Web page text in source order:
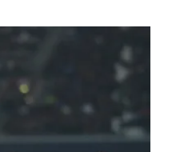
תקנון משתתפים וזוכים בפרסים
תקנון עבור פעילות אלקטרה
תקנון עבור פעילות ספורט 1 – "מרלן"